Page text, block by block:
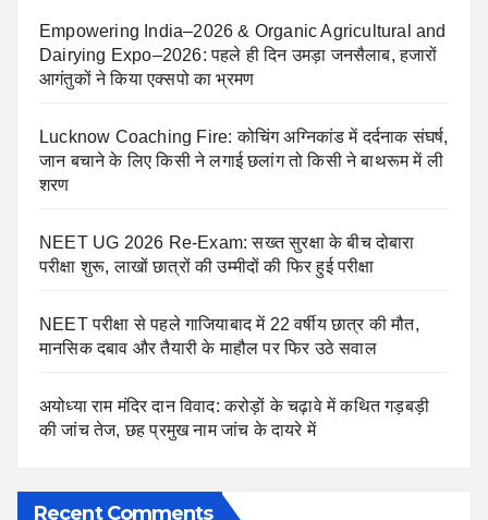
Empowering India–2026 & Organic Agricultural and
Dairying Expo–2026: पहले ही दिन उमड़ा जनसैलाब, हजारों
आगंतुकों ने किया एक्सपो का भ्रमण
Lucknow Coaching Fire: कोचिंग अग्निकांड में दर्दनाक संघर्ष,
जान बचाने के लिए किसी ने लगाई छलांग तो किसी ने बाथरूम में ली
शरण
NEET UG 2026 Re-Exam: सख्त सुरक्षा के बीच दोबारा
परीक्षा शुरू, लाखों छात्रों की उम्मीदों की फिर हुई परीक्षा
NEET परीक्षा से पहले गाजियाबाद में 22 वर्षीय छात्र की मौत,
मानसिक दबाव और तैयारी के माहौल पर फिर उठे सवाल
अयोध्या राम मंदिर दान विवाद: करोड़ों के चढ़ावे में कथित गड़बड़ी
की जांच तेज, छह प्रमुख नाम जांच के दायरे में
Recent Comments